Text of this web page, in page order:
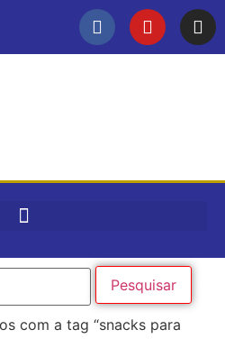
com a tag “snacks para